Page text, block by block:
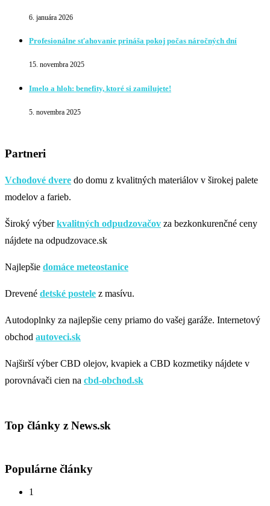
6. januára 2026
Profesionálne sťahovanie prináša pokoj počas náročných dní
15. novembra 2025
Imelo a hloh: benefity, ktoré si zamilujete!
5. novembra 2025
Partneri
Vchodové dvere do domu z kvalitných materiálov v širokej palete
modelov a farieb.
Široký výberkvalitných odpudzovačov za bezkonkurenčné ceny
nájdete na odpudzovace.sk
Najlepšie domáce meteostanice
Drevené detské postele z masívu.
Autodoplnky za najlepšie ceny priamo do vašej garáže. Internetový
obchod autoveci.sk
Najširší výber CBD olejov, kvapiek a CBD kozmetiky nájdete v
porovnávači cien na cbd-obchod.sk
Top články z News.sk
Populárne články
1